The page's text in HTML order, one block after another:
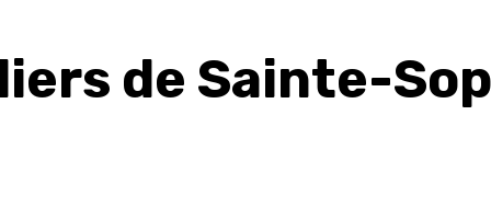
de Sainte-